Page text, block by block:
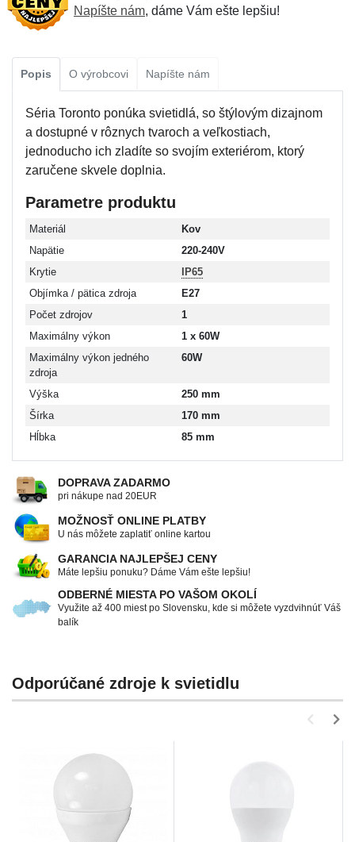
Napíšte nám, dáme Vám ešte lepšiu!
Popis O výrobcovi Napíšte nám
Séria Toronto ponúka svietidlá, so štýlovým dizajnom
a dostupné v rôznych tvaroch a veľkostiach,
jednoducho ich zladíte so svojím exteriérom, ktorý
zaručene skvele doplnia.
Parametre produktu
Materiál
Kov
Napätie
220-240V
Krytie
IP65
Objímka / pätica zdroja
E27
Počet zdrojov
1
Maximálny výkon
1 x 60W
Maximálny výkon jedného
zdroja
60W
Výška
250 mm
Šírka
170 mm
Hĺbka
85 mm
DOPRAVA ZADARMO
pri nákupe nad 20EUR
MOŽNOSŤ ONLINE PLATBY
U nás môžete zaplatiť online kartou
GARANCIA NAJLEPŠEJ CENY
Máte lepšiu ponuku? Dáme Vám ešte lepšiu!
ODBERNÉ MIESTA PO VAŠOM OKOLÍ
Využite až 400 miest po Slovensku, kde si môžete vyzdvihnúť Váš
balík
Odporúčané zdroje k svietidlu